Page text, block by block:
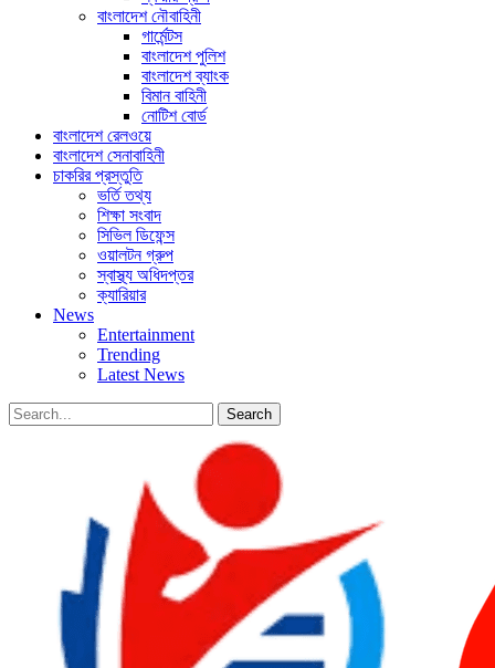
বাংলাদেশ নৌবাহিনী
গার্মেন্টস
বাংলাদেশ পুলিশ
বাংলাদেশ ব্যাংক
বিমান বাহিনী
নোটিশ বোর্ড
বাংলাদেশ রেলওয়ে
বাংলাদেশ সেনাবাহিনী
চাকরির প্রস্তুতি
ভর্তি তথ্য
শিক্ষা সংবাদ
সিভিল ডিফেন্স
ওয়ালটন গ্রুপ
স্বাস্থ্য অধিদপ্তর
ক্যারিয়ার
News
Entertainment
Trending
Latest News